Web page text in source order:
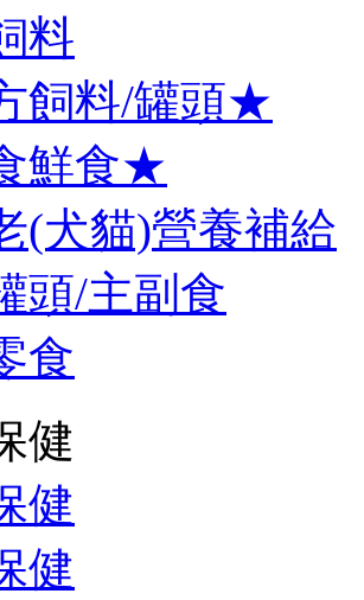
料
飼料/罐頭★
鮮食★
(犬貓)營養補給
頭/主副食
食
健
健
健